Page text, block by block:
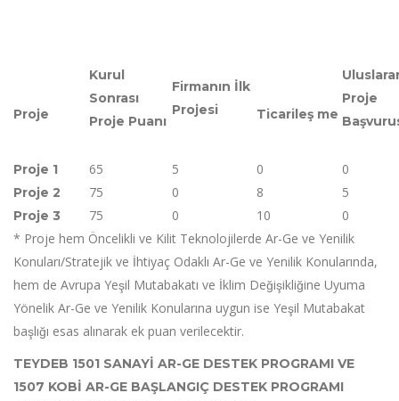
Proje
Kurul
Sonrası
Proje Puanı
Firmanın İlk
Projesi
Ticarileş me
Proje
Proje 1 65 5 0 0
Proje 2 75 0 8 5
Proje 3 75 0 10
0
* Proje hem Öncelikli ve Kilit Teknolojilerde Ar-Ge ve Yenilik
Konuları/Stratejik ve İhtiyaç Odaklı Ar-Ge ve Yenilik Konularında,
hem de Avrupa Yeşil Mutabakatı ve İklim Değişikliğine Uyuma
Yönelik Ar-Ge ve Yenilik Konularına uygun ise Yeşil Mutabakat
başlığı esas alınarak ek puan verilecektir.
TEYDEB 1501 SANAYİ AR-GE DESTEK PROGRAMI VE
1507 KOBİ AR-GE BAŞLANGIÇ DESTEK PROGRAMI